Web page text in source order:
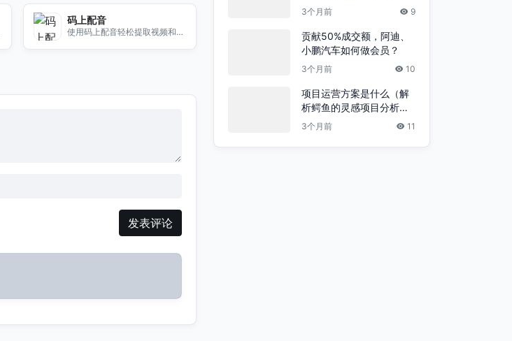
写功能。
码上配音
使用码上配音轻松提取视频和图
发表评论
线上推广）
3个月前 9
贡献50%成交额，阿迪、
小鹏汽车如何做会员？
3个月前 10
项目运营方案是什么（解
析鳄鱼的灵感项目分析及
运营方案）
3个月前 11